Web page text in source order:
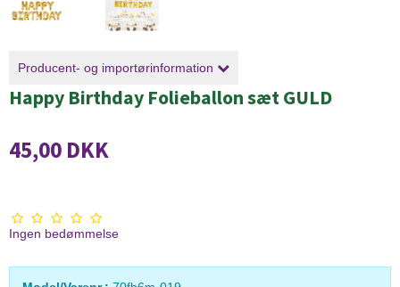
Producent- og importørinformation
Happy Birthday Folieballon sæt GULD
45,00 DKK
Ingen bedømmelse